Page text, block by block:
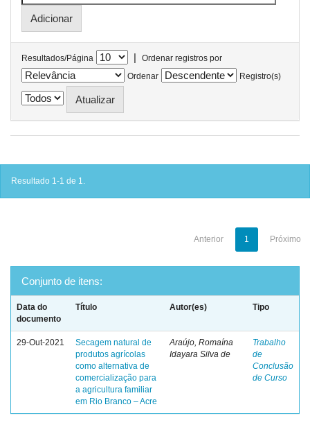
Resultados/Página |
Ordenar registros por
Ordenar
Registro(s)
Resultado 1-1 de 1.
Anterior 1 Próximo
Conjunto de itens:
Data do
documento
Título Autor(es) Tipo
29-Out-2021
Secagem natural de
produtos agrícolas
como alternativa de
comercialização para
a agricultura familiar
em Rio Branco – Acre
Araújo, Romaína
Idayara Silva de
Trabalho
de
Conclusão
de Curso